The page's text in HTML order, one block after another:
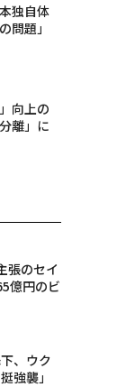
独自体
問題」
向上の
離」に
張のセイ
億円のビ
、ウク
強襲」